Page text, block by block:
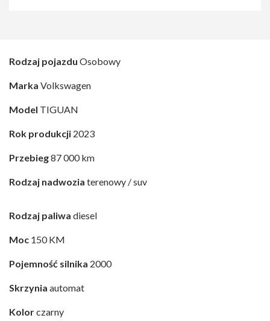
Rodzaj pojazdu Osobowy
Marka Volkswagen
Model TIGUAN
Rok produkcji 2023
Przebieg87 000 km
Rodzaj nadwozia terenowy / suv
Rodzaj paliwa diesel
Moc 150 KM
Pojemność silnika 2000
Skrzynia automat
Kolorczarny